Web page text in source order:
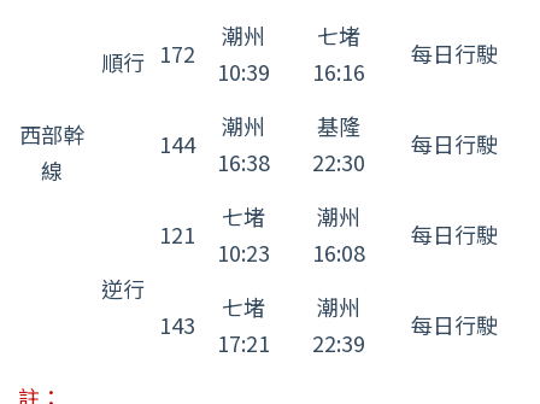
西部幹
線
順行 172
潮州
10:39
七堵
16:16
每日行駛
144
潮州
16:38
基隆
22:30
每日行駛
逆行
121
七堵
10:23
潮州
16:08
每日行駛
143
七堵
17:21
潮州
22:39
每日行駛
註：